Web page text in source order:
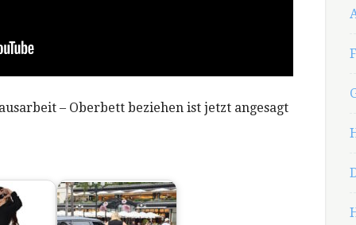
– Oberbett beziehen ist jetzt angesagt